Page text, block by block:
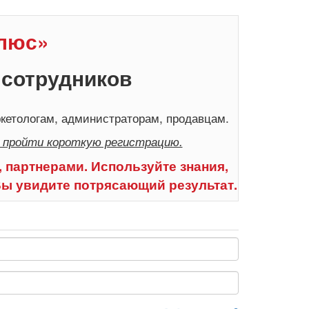
администраторам, продавцам.
короткую регистрацию.
Используйте знания,
увидите потрясающий результат.